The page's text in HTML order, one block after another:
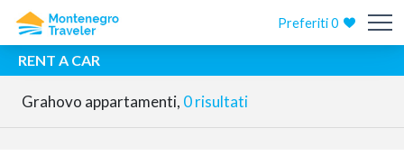
Preferiti0
RENT A CAR
Grahovo appartamenti, 0 risultati